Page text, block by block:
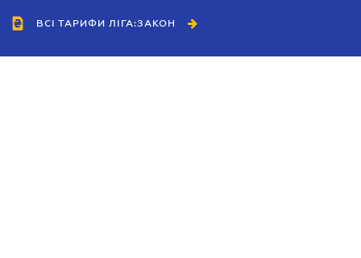
ВСІ ТАРИФИ ЛІГА:ЗАКОН